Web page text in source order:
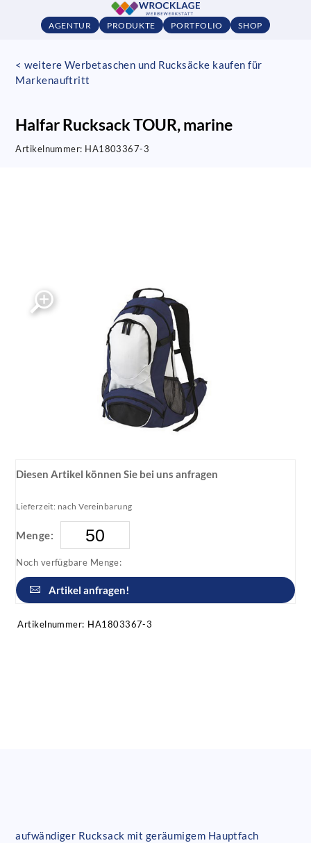
AGENTUR PRODUKTE PORTFOLIO SHOP
< weitere Werbetaschen und Rucksäcke kaufen für
Markenauftritt
Halfar Rucksack TOUR, marine
Artikelnummer: HA1803367-3
Diesen Artikel können Sie bei uns anfragen
Lieferzeit: nach Vereinbarung
Menge:
Noch verfügbare Menge:
Artikel anfragen!
Artikelnummer: HA1803367-3
aufwändiger Rucksack mit geräumigem Hauptfach